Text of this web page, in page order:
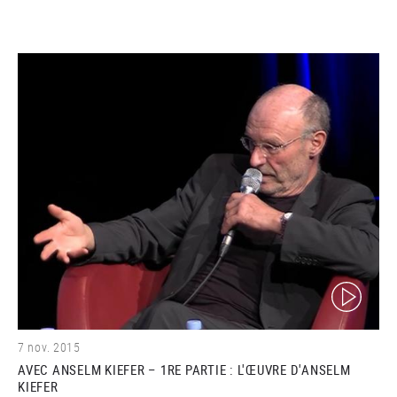
(video)
7 nov. 2015
AVEC ANSELM KIEFER – 1RE PARTIE : L'ŒUVRE D'ANSELM
KIEFER